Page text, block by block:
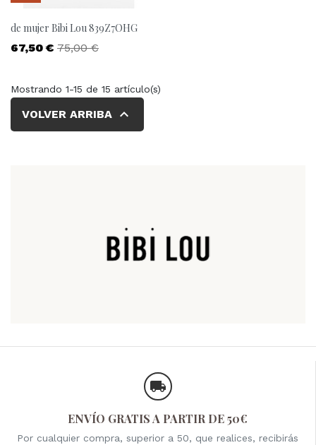
de mujer Bibi Lou 839Z7OHG
Precio
67,50 € Precio base
75,00 €
Mostrando 1-15 de 15 artículo(s)
VOLVER ARRIBA 
ENVÍO GRATIS A PARTIR DE 50€
Por cualquier compra, superior a 50, que realices, recibirás